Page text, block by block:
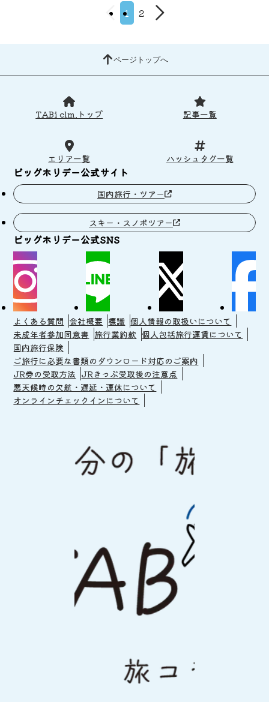
1 2
ページトップへ
TABi clm.トップ 記事一覧
エリア一覧 ハッシュタグ一覧
ビッグホリデー公式サイト
国内旅行・ツアー
スキー・スノボツアー
ビッグホリデー公式SNS
よくある質問 会社概要 標識 個人情報の取扱いについて
未成年者参加同意書 旅行業約款 個人包括旅行運賃について
国内旅行保険
ご旅行に必要な書類のダウンロード対応のご案内
JR券の受取方法 JRきっぷ受取後の注意点
悪天候時の欠航・遅延・運休について
オンラインチェックインについて